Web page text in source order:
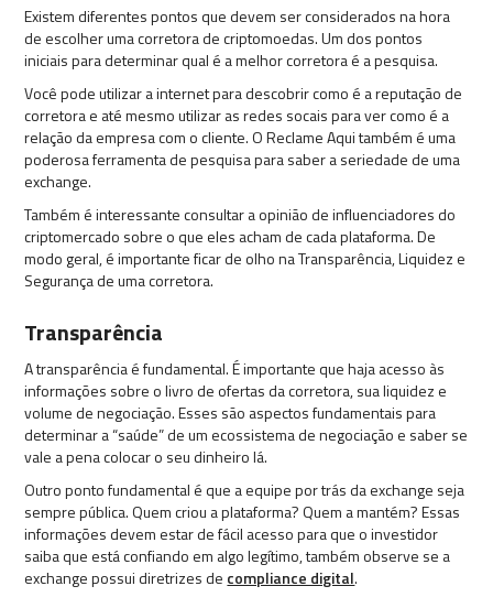
Existem diferentes pontos que devem ser considerados na hora
de escolher uma corretora de criptomoedas. Um dos pontos
iniciais para determinar qual é a melhor corretora é a pesquisa.
Você pode utilizar a internet para descobrir como é a reputação de
corretora e até mesmo utilizar as redes socais para ver como é a
relação da empresa com o cliente. O Reclame Aqui também é uma
poderosa ferramenta de pesquisa para saber a seriedade de uma
exchange.
Também é interessante consultar a opinião de influenciadores do
criptomercado sobre o que eles acham de cada plataforma. De
modo geral, é importante ficar de olho na Transparência, Liquidez e
Segurança de uma corretora.
Transparência
A transparência é fundamental. É importante que haja acesso às
informações sobre o livro de ofertas da corretora, sua liquidez e
volume de negociação. Esses são aspectos fundamentais para
determinar a “saúde” de um ecossistema de negociação e saber se
vale a pena colocar o seu dinheiro lá.
Outro ponto fundamental é que a equipe por trás da exchange seja
sempre pública. Quem criou a plataforma? Quem a mantém? Essas
informações devem estar de fácil acesso para que o investidor
saiba que está confiando em algo legítimo, também observe se a
exchange possui diretrizes de compliance digital.